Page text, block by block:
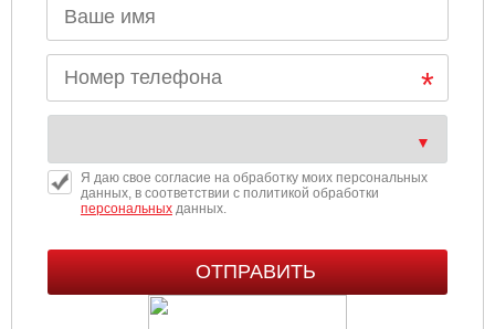
Я даю свое согласие на обработку моих персональных
данных, в соответствии с политикой обработки
персональныхданных.